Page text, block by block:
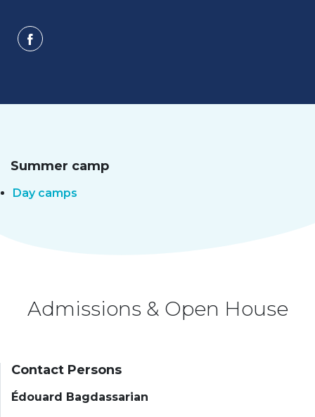
Summer camp
Day camps
Admissions & Open House
Contact Persons
Édouard Bagdassarian